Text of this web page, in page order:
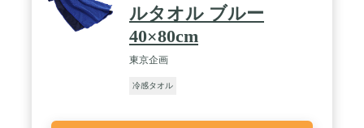
ルタオル ブルー
40×80cm
東京企画
冷感タオル